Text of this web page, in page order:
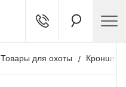
Товары для охоты